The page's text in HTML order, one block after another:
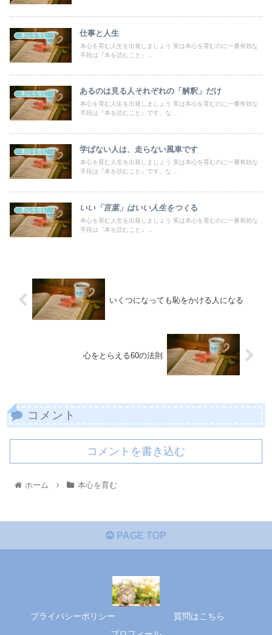
本心を育む 仕事と人生
本心を育む人生を出発しましょう 実は本心を育むのに一番有効な
手段は『本を読むこと』...
本心を育む あるのは見る人それぞれの「解釈」だけ
本心を育む人生を出発しましょう 実は本心を育むのに一番有効な
手段は『本を読むこと』です。な...
本心を育む 学ばない人は、走らない風車です
本心を育む人生を出発しましょう 実は本心を育むのに一番有効な
手段は『本を読むこと』です。な...
本心を育む いい「言葉」はいい人生をつく る
本心を育む人生を出発しましょう 実は本心を育むのに一番有効な
手段は『本を読むこと』...
いくつになっても恥をかける人になる
心をとらえる60の法則
コメント
コメントを書き込む
ホーム 本心を育む
PAGE TOP
プライバシーポリシー
質問はこちら